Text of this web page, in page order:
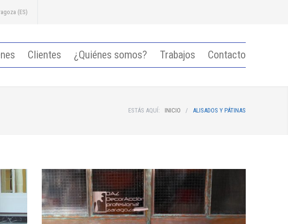
(ES)
Clientes ¿Quiénes somos? Trabajos Contacto
ESTÁS AQUÍ: INICIO / ALISADOS Y PÁTINAS